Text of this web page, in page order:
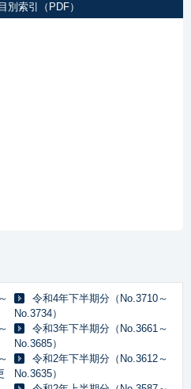
別索引（PDF）
令和4年下半期分（No.3710～
No.3734）
令和3年下半期分（No.3661～
No.3685）
令和2年下半期分（No.3612～
No.3635）